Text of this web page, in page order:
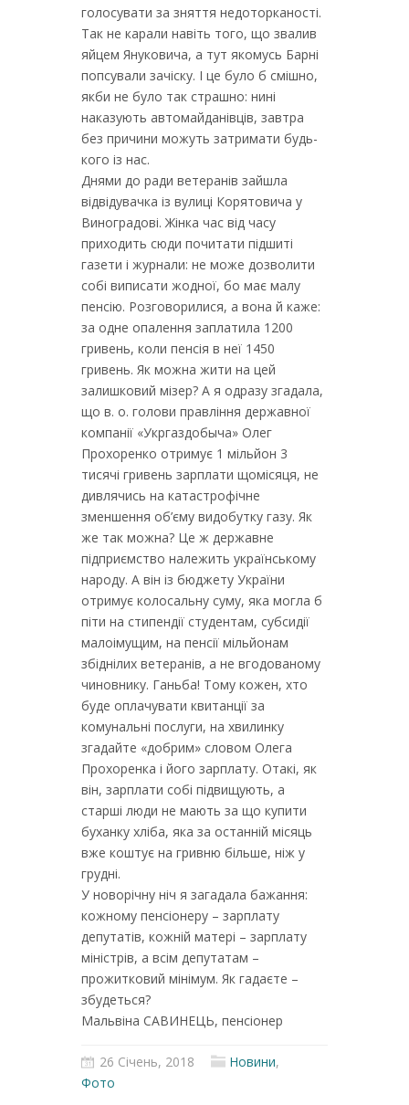
голосувати за зняття недоторканості.
Так не карали навіть того, що звалив
яйцем Януковича, а тут якомусь Барні
попсували зачіску. І це було б смішно,
якби не було так страшно: нині
наказують автомайданівців, завтра
без причини можуть затримати будь-
кого із нас.
Днями до ради ветеранів зайшла
відвідувачка із вулиці Корятовича у
Виноградові. Жінка час від часу
приходить сюди почитати підшиті
газети і журнали: не може дозволити
собі виписати жодної, бо має малу
пенсію. Розговорилися, а вона й каже:
за одне опалення заплатила 1200
гривень, коли пенсія в неї 1450
гривень. Як можна жити на цей
залишковий мізер? А я одразу згадала,
що в. о. голови правління державної
компанії «Укргаздобыча» Олег
Прохоренко отримує 1 мільйон 3
тисячі гривень зарплати щомісяця, не
дивлячись на катастрофічне
зменшення об’єму видобутку газу. Як
же так можна? Це ж державне
підприємство належить українському
народу. А він із бюджету України
отримує колосальну суму, яка могла б
піти на стипендії студентам, субсидії
малоімущим, на пенсії мільйонам
збіднілих ветеранів, а не вгодованому
чиновнику. Ганьба! Тому кожен, хто
буде оплачувати квитанції за
комунальні послуги, на хвилинку
згадайте «добрим» словом Олега
Прохоренка і його зарплату. Отакі, як
він, зарплати собі підвищують, а
старші люди не мають за що купити
буханку хліба, яка за останній місяць
вже коштує на гривню більше, ніж у
грудні.
У новорічну ніч я загадала бажання:
кожному пенсіонеру – зарплату
депутатів, кожній матері – зарплату
міністрів, а всім депутатам –
прожитковий мінімум. Як гадаєте –
збудеться?
Мальвіна САВИНЕЦЬ, пенсіонер
26 Січень, 2018 Новини,
Фото